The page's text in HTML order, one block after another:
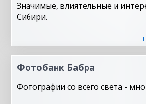
Значимые, влиятельные и
Сибири.
Фотобанк Бабра
Фотографии со всего света -